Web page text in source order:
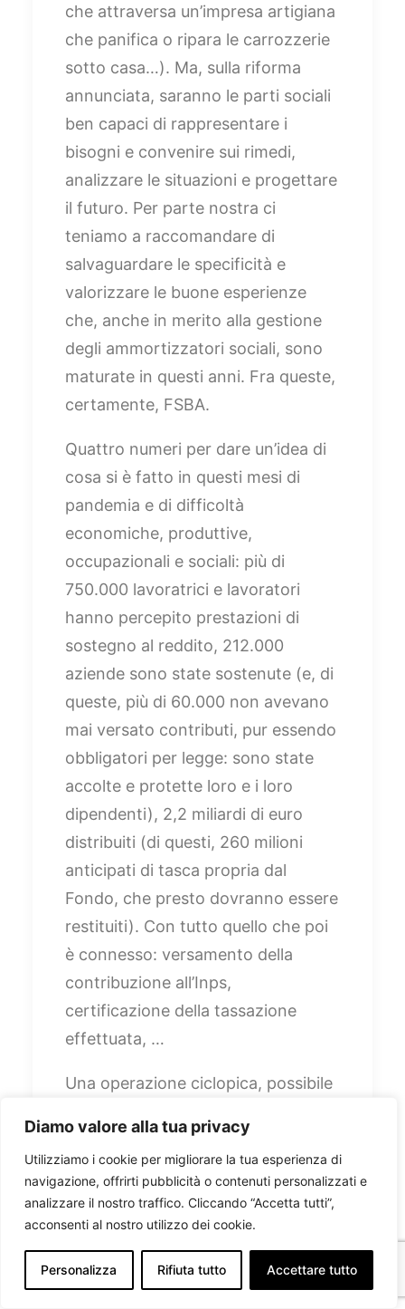
Diamo valore alla tua privacy
Utilizziamo i cookie per migliorare la tua esperienza di
navigazione, offrirti pubblicità o contenuti personalizzati e
analizzare il nostro traffico. Cliccando “Accetta tutti”,
acconsenti al nostro utilizzo dei cookie.
Personalizza Rifiuta tutto Accettare tutto
che attraversa un’impresa artigiana
che panifica o ripara le carrozzerie
sotto casa…). Ma, sulla riforma
annunciata, saranno le parti sociali
ben capaci di rappresentare i
bisogni e convenire sui rimedi,
analizzare le situazioni e progettare
il futuro. Per parte nostra ci
teniamo a raccomandare di
salvaguardare le specificità e
valorizzare le buone esperienze
che, anche in merito alla gestione
degli ammortizzatori sociali, sono
maturate in questi anni. Fra queste,
certamente, FSBA.
Quattro numeri per dare un’idea di
cosa si è fatto in questi mesi di
pandemia e di difficoltà
economiche, produttive,
occupazionali e sociali: più di
750.000 lavoratrici e lavoratori
hanno percepito prestazioni di
sostegno al reddito, 212.000
aziende sono state sostenute (e, di
queste, più di 60.000 non avevano
mai versato contributi, pur essendo
obbligatori per legge: sono state
accolte e protette loro e i loro
dipendenti), 2,2 miliardi di euro
distribuiti (di questi, 260 milioni
anticipati di tasca propria dal
Fondo, che presto dovranno essere
restituiti). Con tutto quello che poi
è connesso: versamento della
contribuzione all’Inps,
certificazione della tassazione
effettuata, …
Una operazione ciclopica, possibile
dalla bilateralità artigiana, nazionale
e regionale: informazioni ad
aziende e ai lavoratori (ad
entrambi, spesso, sono stati
assicurati anche altri specifici aiuti),
supporto ai consulenti, sostegno di